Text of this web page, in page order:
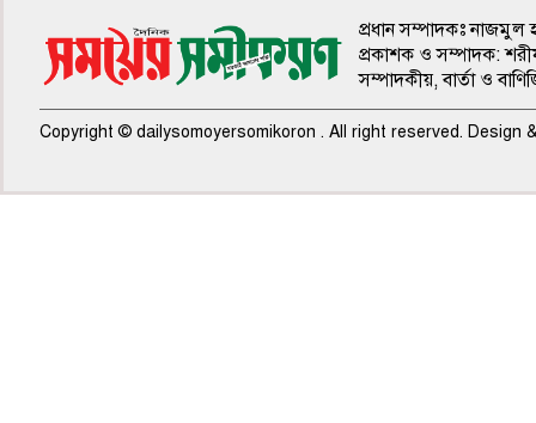
প্রধান সম্পাদকঃ নাজমুল
প্রকাশক ও সম্পাদক:
সম্পাদকীয়, বার্তা ও
Copyright © dailysomoyersomikoron . All right reserved. Design